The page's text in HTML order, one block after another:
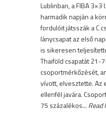
Lublinban, a FIBA 3×3
harmadik napján a
fordulóit játsszák a C
lánycsapat az első
is sikeresen
Thaiföld csapatát 21-
csoportmérkőzését,
vívott, elvesztette. Az
ellenfél javára.
75 százalékos... Read